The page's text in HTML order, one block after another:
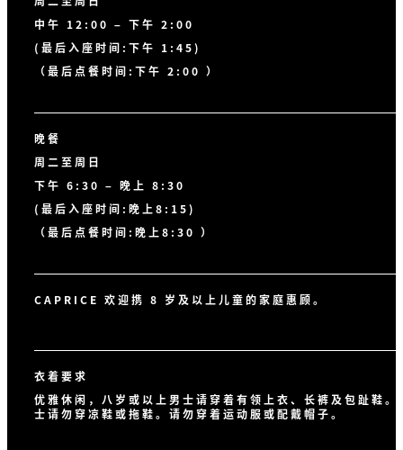
中午 12:00 – 下午 2:00
(最后入座时间:下午 1:45)
（最后点餐时间:下午 2:00 ）
晚餐
周二至周日
下午 6:30 – 晚上 8:30
(最后入座时间:晚上8:15)
（最后点餐时间:晚上8:30 ）
CAPRICE 欢迎携 8 岁及以上儿童的家庭惠顾。
衣着要求
优雅休闲，八岁或以上男士请穿着有领上衣、长裤及包趾鞋。
士请勿穿凉鞋或拖鞋。请勿穿着运动服或配戴帽子。